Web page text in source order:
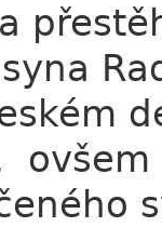
ovšem